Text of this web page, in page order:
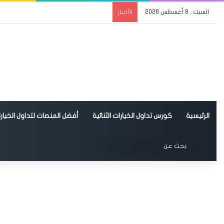
السبت , 8 أغسطس 2026 الأخبار
الرئيسية كورس تداول الخيارات الثنائية أفضل المنصات لتداول
الوضع المظلم